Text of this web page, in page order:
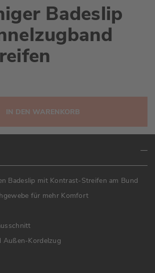
Badeslip
IN DEN WARENKORB
Badeslip mit Kontrast-Streifen am Bund
für mehr Komfort
Kordelzug